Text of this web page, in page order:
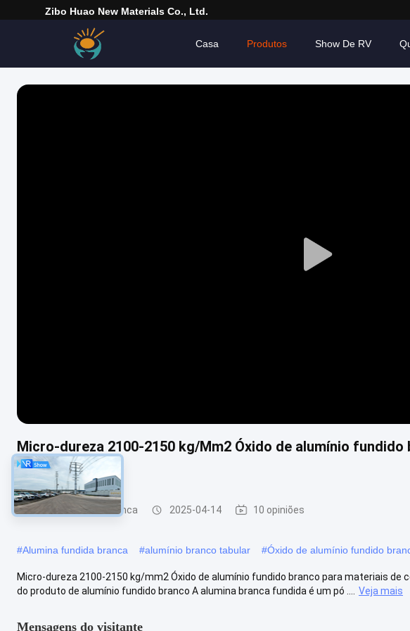
Zibo Huao New Materials Co., Ltd.
Casa Produtos Show De RV
Play
Micro-dureza 2100-2150 kg/Mm2 Óxido de alumínio
construção
Alumina fundida branca 2025-04-14 10 opiniões
#Alumina fundida branca #alumínio branco tabular #Óxido de alumínio fundido
Micro-dureza 2100-2150 kg/mm2 Óxido de alumínio fundido branco para materiais de
do produto de alumínio fundido branco A alumina branca fundida é um pó ....
Veja mais
Mensagens do visitante